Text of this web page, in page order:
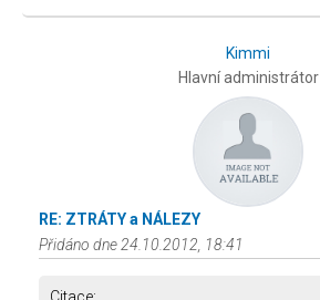
Kimmi
Hlavní administrátor
RE: ZTRÁTY a NÁLEZY
Přidáno dne 24.10.2012, 18:41